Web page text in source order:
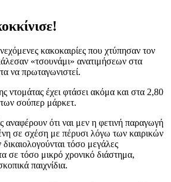
κακοκαιρίες που χτύπησαν τον
«τσουνάμι» ανατιμήσεων στα
να πρωταγωνιστεί.
ντομάτας έχει φτάσει ακόμα και στα 2,80
σούπερ μάρκετ.
ότι ναι μεν η φετινή παραγωγή
σε σχέση με πέρυσι λόγω των καιρικών
τόσο μεγάλες
σε τόσο μικρό χρονικό διάστημα,
παιχνίδια.